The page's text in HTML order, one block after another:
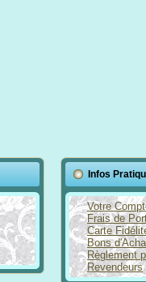
Infos
Votre
Frais de
Carte
Bons
Règlement
Revendeurs